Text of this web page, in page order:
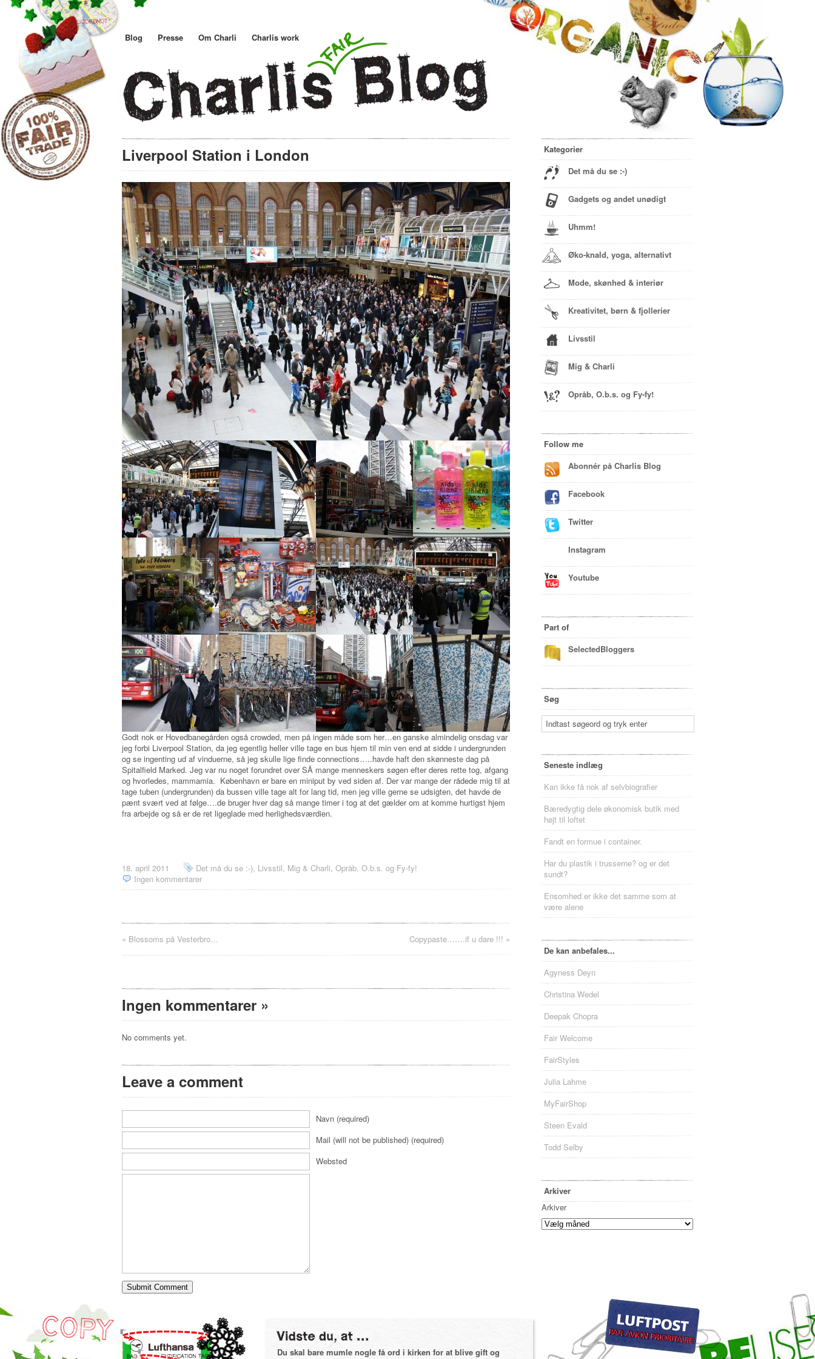
Blog Presse Om Charli Charlis work
Liverpool Station i London
Godt nok er Hovedbanegården også crowded, men på ingen måde som her…en ganske almindelig onsdag var
jeg forbi Liverpool Station, da jeg egentlig heller ville tage en bus hjem til min ven end at sidde i undergrunden
og se ingenting ud af vinduerne, så jeg skulle lige finde connections…..havde haft den skønneste dag på
Spitalfield Marked. Jeg var nu noget forundret over SÅ mange menneskers søgen efter deres rette tog, afgang
og hvorledes, mammamia. København er bare en miniput by ved siden af. Der var mange der rådede mig til at
tage tuben (undergrunden) da bussen ville tage alt for lang tid, men jeg ville gerne se udsigten, det havde de
pænt svært ved at følge….de bruger hver dag så mange timer i tog at det gælder om at komme hurtigst hjem
fra arbejde og så er de ret ligeglade med herlighedsværdien.
18. april 2011 Det må du se :-), Livsstil, Mig & Charli, Opråb, O.b.s. og Fy-fy!
Ingen kommentarer
« Blossoms på Vesterbro… Copypaste…….if u dare !!! »
Ingen kommentarer »
No comments yet.
Leave a comment
Navn (required)
Mail (will not be published) (required)
Websted
Kategorier
Det må du se :-)
Gadgets og andet unødigt
Uhmm!
Øko-knald, yoga, alternativt
Mode, skønhed & interiør
Kreativitet, børn & fjollerier
Livsstil
Mig & Charli
Opråb, O.b.s. og Fy-fy!
Follow me
Abonnér på Charlis Blog
Facebook
Twitter
Instagram
Youtube
Part of
SelectedBloggers
Søg
Seneste indlæg
Kan ikke få nok af selvbiografier
Bæredygtig dele økonomisk butik med
højt til loftet
Fandt en formue i container.
Har du plastik i trusserne? og er det
sundt?
Ensomhed er ikke det samme som at
være alene
De kan anbefales...
Agyness Deyn
Christina Wedel
Deepak Chopra
Fair Welcome
FairStyles
Julia Lahme
MyFairShop
Steen Evald
Todd Selby
Arkiver
Arkiver
Du skal bare mumle nogle få ord i kirken for at blive gift og